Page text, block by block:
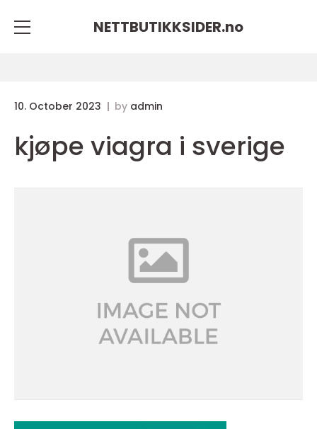
NETTBUTIKKSIDER.no
10. October 2023 by admin
kjøpe viagra i sverige